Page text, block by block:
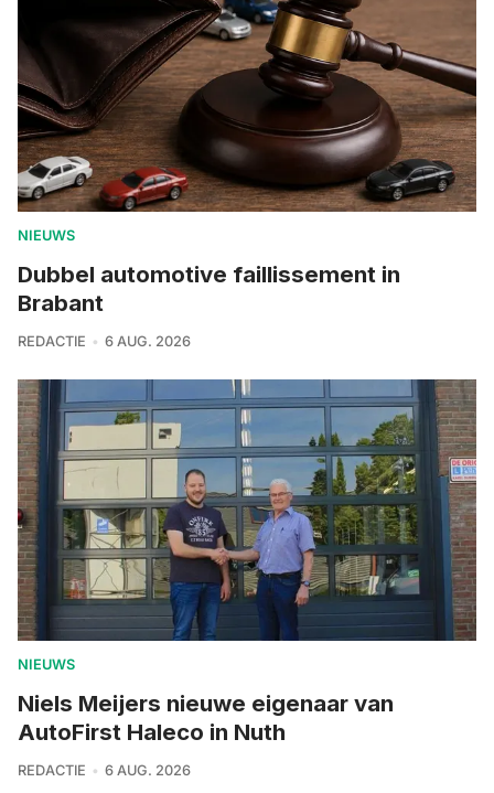
NIEUWS
Dubbel automotive faillissement in
Brabant
REDACTIE 6 AUG. 2026
NIEUWS
Niels Meijers nieuwe eigenaar van
AutoFirst Haleco in Nuth
REDACTIE 6 AUG. 2026